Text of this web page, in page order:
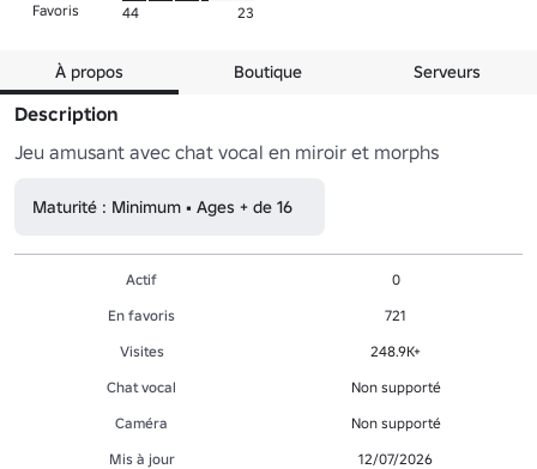
Favoris 44 23
À propos Boutique Serveurs
Description
Jeu amusant avec chat vocal en miroir et morphs
Maturité : Minimum • Ages + de 16
Actif
0
En favoris
721
Visites
248.9K+
Chat vocal
Non supporté
Caméra
Non supporté
Mis à jour
12/07/2026